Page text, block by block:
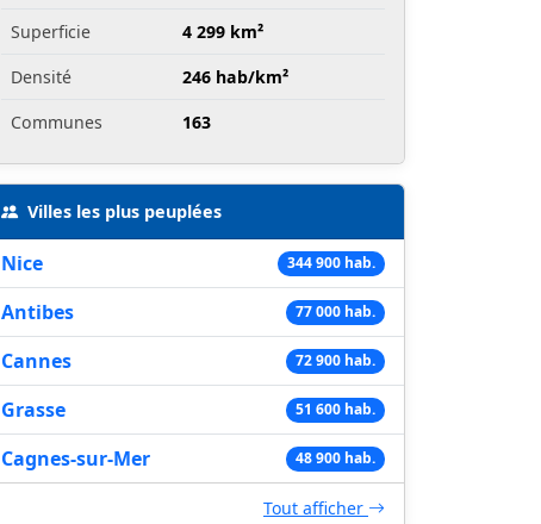
Superficie
4 299 km²
Densité
246 hab/km²
Communes
163
Villes les plus peuplées
Nice 344 900 hab.
Antibes 77 000 hab.
Cannes 72 900 hab.
Grasse 51 600 hab.
Cagnes-sur-Mer 48 900 hab.
Tout afficher